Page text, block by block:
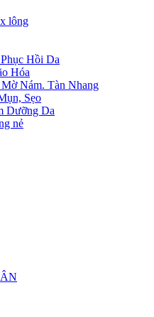
lông
Hồi Da
Hóa
Nám. Tàn Nhang
Sẹo
Dưỡng Da
nẻ